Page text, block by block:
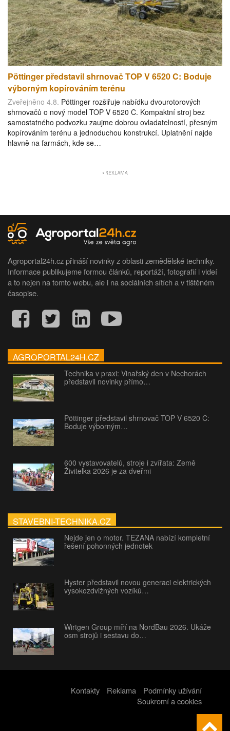
Pöttinger představil shrnovač TOP V 6520 C: Boduje
výborným kopírováním terénu
Zveřejněno 4.8. Pöttinger rozšiřuje nabídku dvourotorových
shrnovačů o nový model TOP V 6520 C. Kompaktní stroj bez
samostatného podvozku zaujme dobrou ovladatelností, přesným
kopírováním terénu a jednoduchou konstrukcí. Uplatnění najde
hlavně na farmách, kde se…
Agroportal24h.cz přináší novinky z oblasti zemědělské techniky.
Informace publikujeme formou článků, reportáží, fotografií i videí
a to nejen na tomto webu, ale i na sociálních sítích a v tištěném
časopise.
AGROPORTAL24H.CZ
Technika v praxi: Vinařský den v Nechorách
představil novinky přímo…
Pöttinger představil shrnovač TOP V 6520 C:
Boduje výborným…
600 vystavovatelů, stroje i zvířata: Země
Živitelka 2026 je za dveřmi
STAVEBNI-TECHNIKA.CZ
Nejde jen o motor. TEZANA nabízí kompletní
řešení pohonných jednotek
Hyster představil novou generaci elektrických
vysokozdvižných vozíků…
Wirtgen Group míří na NordBau 2026. Ukáže
osm strojů i sestavu do…
Kontakty Reklama
Podmínky užívání
Soukromí a cookies